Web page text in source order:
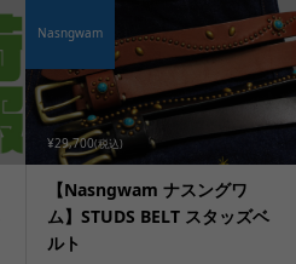
¥29,700(税込)
【Nasngwam ナスングワ
ム】STUDS BELT スタッズベ
ルト
Nasngwam